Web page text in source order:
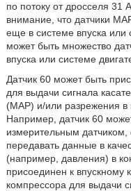
по потоку от дросселя 31
внимание, что датчики
еще в системе впуска или
может быть множество
впуска или системе
Датчик 60 может быть
для выдачи сигнала
(MAP) и/или разрежения в
Например, датчик 60
измерительным
передавать данные в
(например, давления) в
присоединен к впускному
компрессора для выдачи